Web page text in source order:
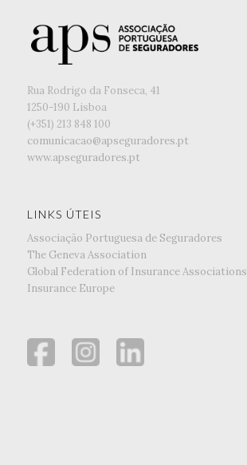
Rua Rodrigo da Fonseca, 41
1250-190 Lisboa
(+351) ‭213 848 100
comunicacao@apseguradores.pt
www.apseguradores.pt
LINKS ÚTEIS
Associação Portuguesa de Seguradores
The Geneva Association
Global Federation of Insurance Associations
Insurance Europe